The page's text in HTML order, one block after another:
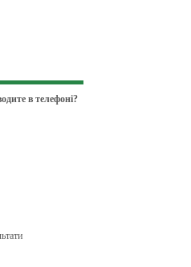
в телефоні?